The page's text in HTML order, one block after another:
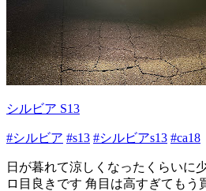
シルビア S13
#シルビア #s13 #シルビアs13 #ca18
日が暮れて涼しくなったくらいに
ロ目良きです 角目は高すぎてもう